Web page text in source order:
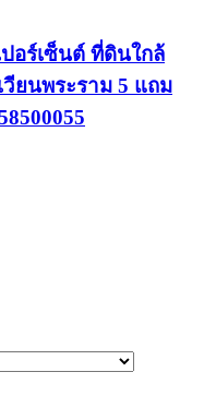
อร์เซ็นต์ ที่ดินใกล้
วียนพระราม 5 แถม